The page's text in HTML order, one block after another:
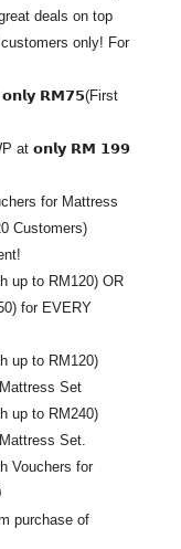
deals on top
only! For
𝗼𝗻𝗹𝘆 𝗥𝗠𝟳𝟱(First
at 𝗼𝗻𝗹𝘆 𝗥𝗠 𝟭𝟵𝟵
for Mattress
Customers)
up to RM120) OR
for EVERY
up to RM120)
Set
up to RM240)
Set.
Vouchers for
purchase of